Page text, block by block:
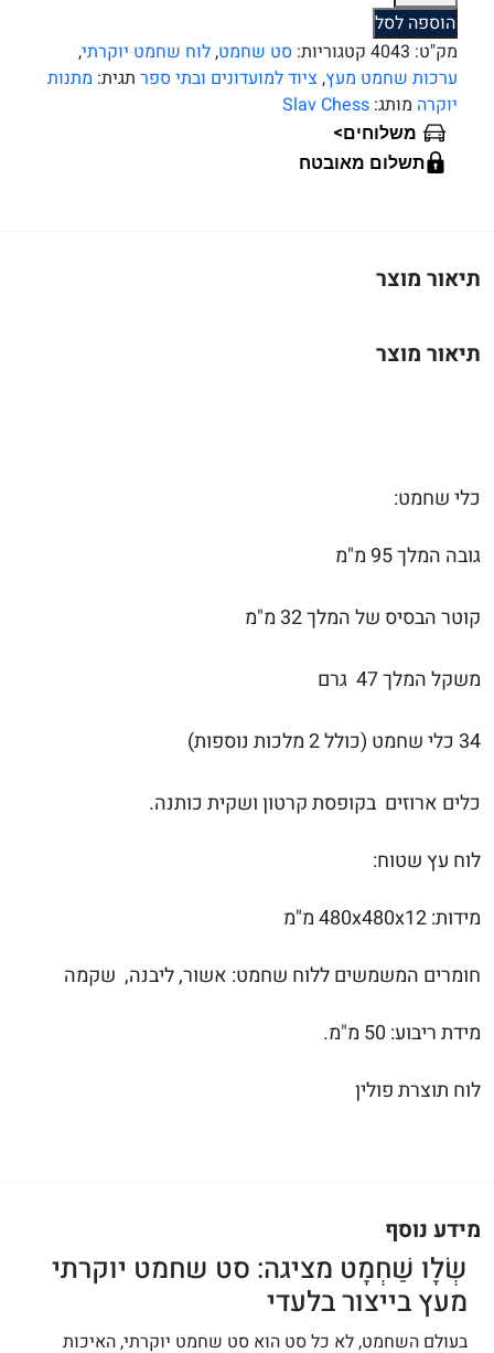
לוח
שחמט
עץ
מקצועי
כולל
כלים
מעץ
הוספה לסל
מק"ט: 4043 קטגוריות: סט שחמט,לוח שחמט יוקרתי,
ערכות שחמט מעץ, ציוד למועדונים ובתי ספר תגית: מתנות
יוקרה מותג: Slav Chess
משלוחים>
תשלום מאובטח
תיאור מוצר
תיאור מוצר
כלי שחמט:
גובה המלך 95 מ"מ
קוטר הבסיס של המלך 32 מ"מ
משקל המלך 47 גרם
34 כלי שחמט (כולל 2 מלכות נוספות)
כלים ארוזים בקופסת קרטון ושקית כותנה.
לוח עץ שטוח:
מידות: 480x480x12 מ"מ
חומרים המשמשים ללוח שחמט: אשור, ליבנה, שקמה
מידת ריבוע: 50 מ"מ.
לוח תוצרת פולין
מידע נוסף
שְׂלָו שַׁחְמָט מציגה: סט שחמט יוקרתי
מעץ בייצור בלעדי
בעולם השחמט, לא כל סט הוא סט שחמט יוקרתי, האיכות